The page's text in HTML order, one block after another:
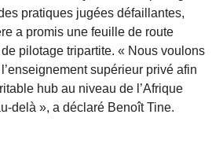
pratiques jugées défaillantes,
a promis une feuille de route
pilotage tripartite. « Nous voulons
supérieur privé afin
hub au niveau de l’Afrique
delà », a déclaré Benoît Tine.